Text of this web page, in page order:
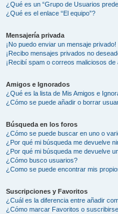
¿Qué es un “Grupo de Usuarios
¿Qué es el enlace “El equipo”?
Mensajería privada
¡No puedo enviar un mensaje privado!
¡Recibo mensajes privados no
¡Recibí spam o correos maliciosos de
Amigos e Ignorados
¿Qué es la lista de Mis Amigos e
¿Cómo se puede añadir o borrar
Búsqueda en los foros
¿Cómo se puede buscar en uno o
¿Por qué mi búsqueda me devuelve
¿Por qué mi búsqueda me devuelve
¿Cómo busco usuarios?
¿Como se puede encontrar mis
Suscripciones y Favoritos
¿Cuál es la diferencia entre añadir
¿Cómo marcar Favoritos o